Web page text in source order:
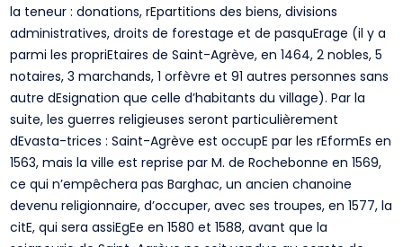
la teneur : donations, rEpartitions des biens, divisions
administratives, droits de forestage et de pasquErage (il y a
parmi les propriEtaires de Saint-Agrève, en 1464, 2 nobles, 5
notaires, 3 marchands, 1 orfèvre et 91 autres personnes sans
autre dEsignation que celle d’habitants du village). Par la
suite, les guerres religieuses seront particulièrement
dEvasta-trices : Saint-Agrève est occupE par les rEformEs en
1563, mais la ville est reprise par M. de Rochebonne en 1569,
ce qui n’empêchera pas Barghac, un ancien chanoine
devenu religionnaire, d’occuper, avec ses troupes, en 1577, la
citE, qui sera assiEgEe en 1580 et 1588, avant que la